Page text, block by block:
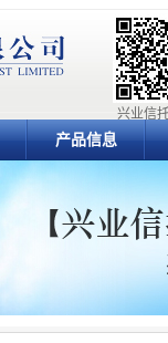
兴业信
产品信息